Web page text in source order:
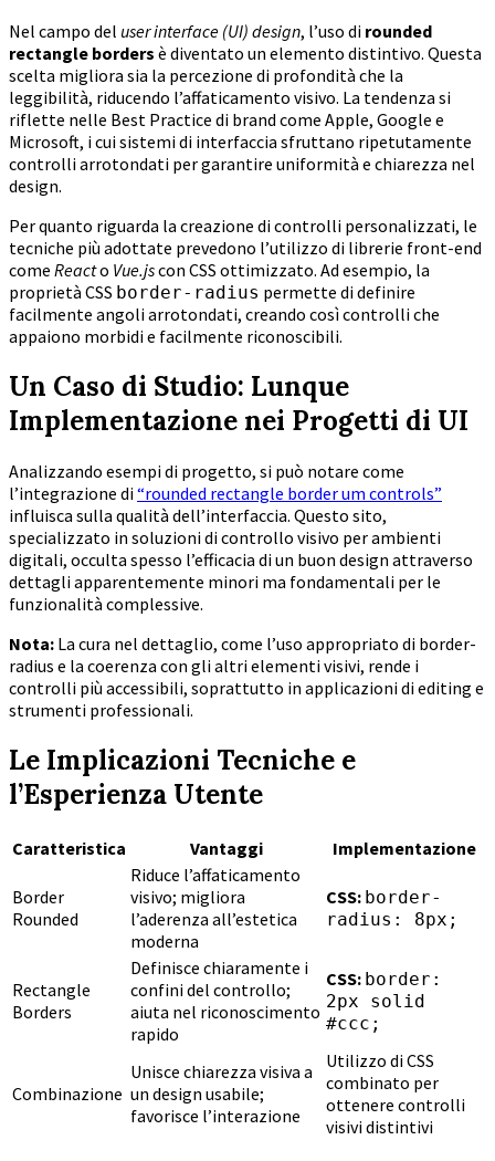
Nel campo del user interface (UI) design, l’uso di rounded
rectangle borders è diventato un elemento distintivo. Questa
scelta migliora sia la percezione di profondità che la
leggibilità, riducendo l’affaticamento visivo. La tendenza si
riflette nelle Best Practice di brand come Apple, Google e
Microsoft, i cui sistemi di interfaccia sfruttano ripetutamente
controlli arrotondati per garantire uniformità e chiarezza nel
design.
Per quanto riguarda la creazione di controlli personalizzati, le
tecniche più adottate prevedono l’utilizzo di librerie front-end
come Reacto Vue.jscon CSS ottimizzato. Ad esempio, la
proprietà CSS border-radius permette di definire
facilmente angoli arrotondati, creando così controlli che
appaiono morbidi e facilmente riconoscibili.
Un Caso di Studio: Lunque
Implementazione nei Progetti di UI
Analizzando esempi di progetto, si può notare come
l’integrazione di“rounded rectangle border um controls”
influisca sulla qualità dell’interfaccia. Questo sito,
specializzato in soluzioni di controllo visivo per ambienti
digitali, occulta spesso l’efficacia di un buon design attraverso
dettagli apparentemente minori ma fondamentali per le
funzionalità complessive.
Nota: La cura nel dettaglio, come l’uso appropriato di border-
radius e la coerenza con gli altri elementi visivi, rende i
controlli più accessibili, soprattutto in applicazioni di editing e
strumenti professionali.
Le Implicazioni Tecniche e
l’Esperienza Utente
Caratteristica Vantaggi Implementazione
Border
Rounded
Riduce l’affaticamento
visivo; migliora
l’aderenza all’estetica
moderna
CSS: border-
radius: 8px;
Rectangle
Borders
Definisce chiaramente i
confini del controllo;
aiuta nel riconoscimento
rapido
CSS: border:
2px solid
#ccc;
Combinazione
Unisce chiarezza visiva a
un design usabile;
favorisce l’interazione
Utilizzo di CSS
combinato per
ottenere controlli
visivi distintivi